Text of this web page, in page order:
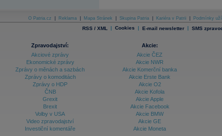
O Patria.cz Reklama Mapa Stránek Skupina Patria Kariéra v Patrii Podmínky
RSS / XML | Cookies | E-mail newsletter | SMS
Zpravodajství:
Akciové zprávy
Ekonomické zprávy
Zprávy o měnách a sazbách
Zprávy o komoditách
Zprávy o HDP
ČNB
Grexit
Brexit
Volby v USA
Video zpravodajství
Investiční komentáře
Akcie:
Akcie ČEZ
Akcie NWR
Akcie Komerční banka
Akcie Erste Bank
Akcie O2
Akcie Kofola
Akcie Apple
Akcie Facebook
Akcie BMW
Akcie GE
Akcie Moneta